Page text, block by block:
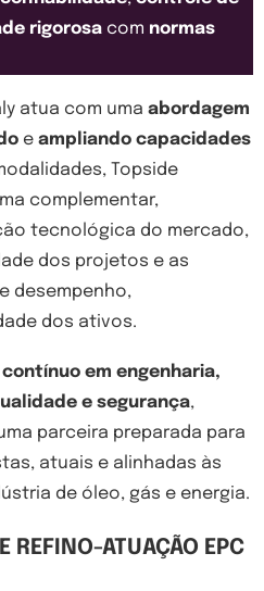
rigorosa com normas
atua com uma abordagem
e ampliando capacidades
Topside
complementar,
tecnológica do mercado,
dos projetos e as
desempenho,
dos ativos.
em engenharia,
e segurança,
parceira preparada para
atuais e alinhadas às
de óleo, gás e energia.
REFINO-ATUAÇÃO EPC